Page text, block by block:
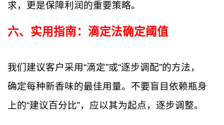
求，更是保障利润的重要策略。
六、实用指南：滴定法确定阈值
我们建议客户采用“滴定”或“逐步调配”的方法，
确定每种新香味的最佳用量。不要盲目依赖瓶身
上的“建议百分比”，应以其为起点，逐步调整。